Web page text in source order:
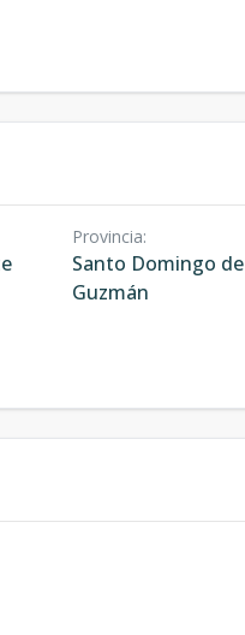
Provincia:
Santo Domingo de
Guzmán